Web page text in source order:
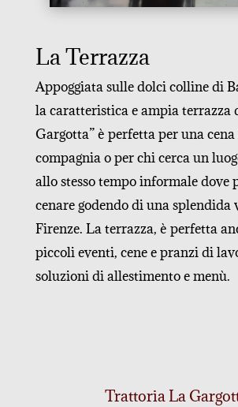
La Terrazza
Appoggiatasulle dolci colline di
la caratteristica e ampia terrazza
Gargotta” è perfetta per una
compagnia o per chi cerca un
allo stesso tempo informale dove
cenare godendo di una splendida
Firenze. La terrazza, è perfetta
piccoli eventi, cene e pranzi di
soluzioni di allestimento e menù.
Trattoria La